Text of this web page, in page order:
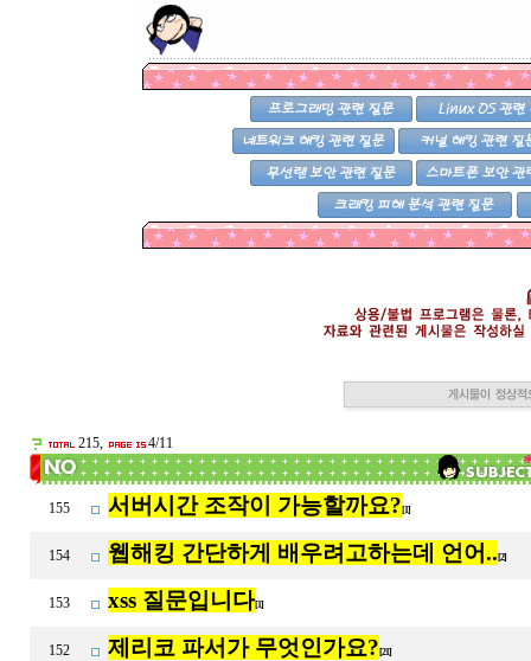
215, 4/11
155 서버시간 조작이 가능할까요? [1]
154 웹해킹 간단하게 배우려고하는데 언어.. [2]
153 xss 질문입니다[1]
152 제리코 파서가 무엇인가요? [21]